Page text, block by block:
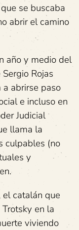
se buscaba
abrir el camino
año y medio del
Rojas
a abrirse paso
e incluso en
Judicial
llama la
culpables (no
y
catalán que
en la
viviendo